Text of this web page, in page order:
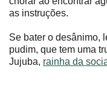
as instruções.
Se bater o desânimo,
pudim, que tem uma
Jujuba, rainha da